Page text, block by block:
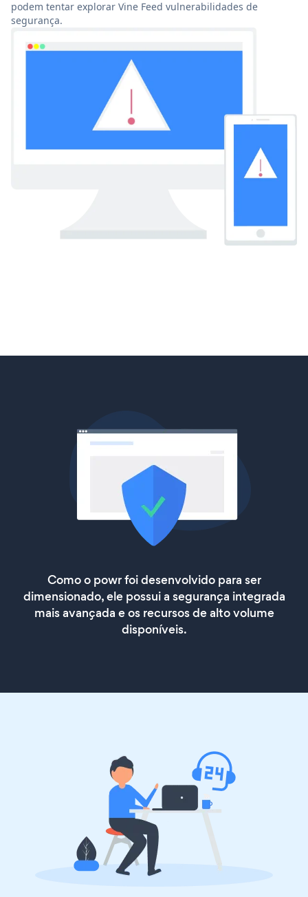
podem tentar explorar Vine Feed vulnerabilidades de
segurança.
Como o powr foi desenvolvido para ser
dimensionado, ele possui a segurança integrada
mais avançada e os recursos de alto volume
disponíveis.